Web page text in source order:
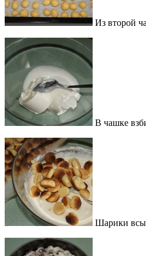
Из второй
В чашке
Шарики